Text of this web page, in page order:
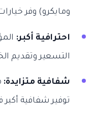
ومايكرو) وفر
احترافية أكبر:
التسعير وتقديم
شفافية متزايدة:
توفير شفافية